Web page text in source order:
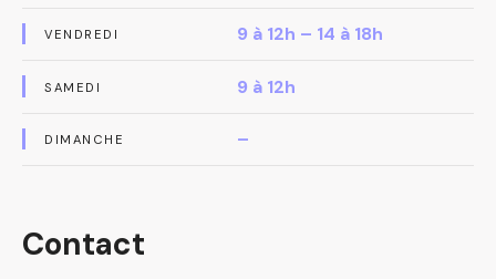
VENDREDI 9 à 12h – 14 à 18h
SAMEDI 9 à 12h
DIMANCHE –
Contact